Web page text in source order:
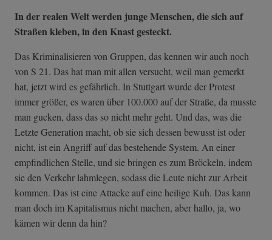
In der realen Welt werden junge Menschen, die sich auf
Straßen kleben, in den Knast gesteckt.
Das Kriminalisieren von Gruppen, das kennen wir auch noch
von S 21. Das hat man mit allen versucht, weil man gemerkt
hat, jetzt wird es gefährlich. In Stuttgart wurde der Protest
immer größer, es waren über 100.000 auf der Straße, da musste
man gucken, dass das so nicht mehr geht. Und das, was die
Letzte Generation macht, ob sie sich dessen bewusst ist oder
nicht, ist ein Angriff auf das bestehende System. An einer
empfindlichen Stelle, und sie bringen es zum Bröckeln, indem
sie den Verkehr lahmlegen, sodass die Leute nicht zur Arbeit
kommen. Das ist eine Attacke auf eine heilige Kuh. Das kann
man doch im Kapitalismus nicht machen, aber hallo, ja, wo
kämen wir denn da hin?